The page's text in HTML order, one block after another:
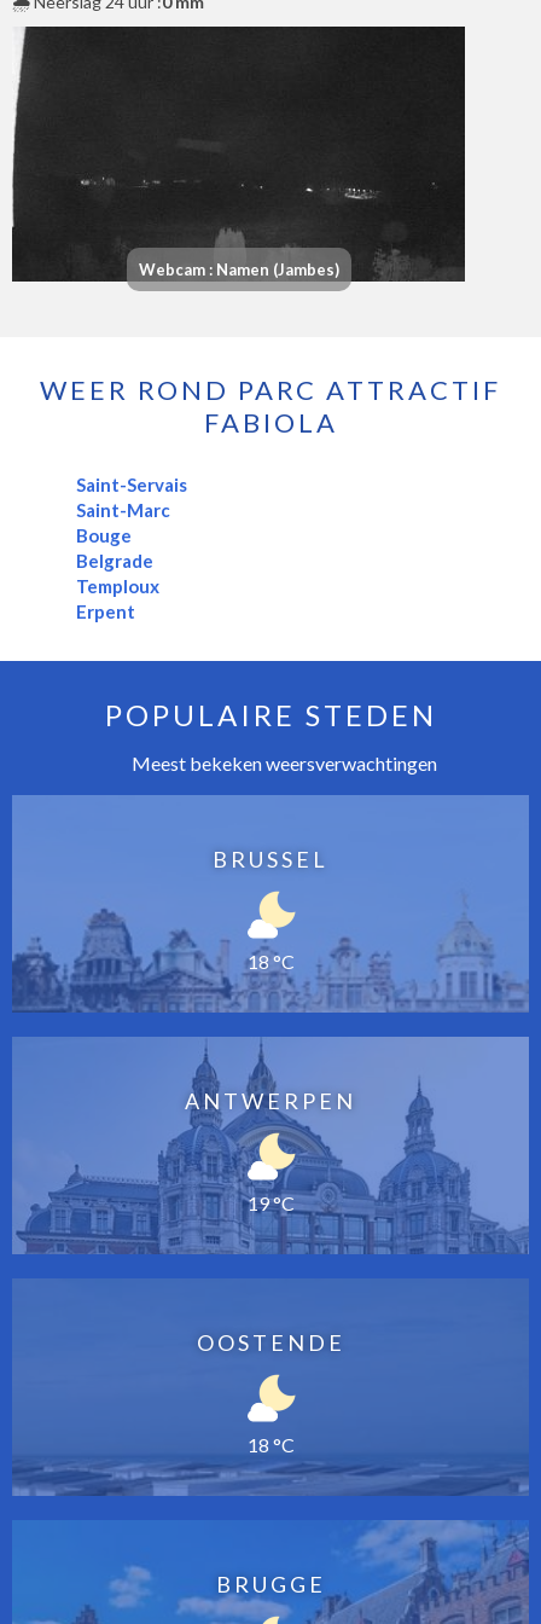
Webcam : Namen (Jambes)
WEER ROND PARC ATTRACTIF
FABIOLA
Saint-Servais
Saint-Marc
Bouge
Belgrade
Temploux
Erpent
POPULAIRE STEDEN
Meest bekeken weersverwachtingen
BRUSSEL
18 °C
ANTWERPEN
19 °C
OOSTENDE
18 °C
BRUGGE